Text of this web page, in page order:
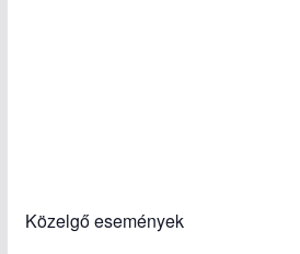
Közelgő események